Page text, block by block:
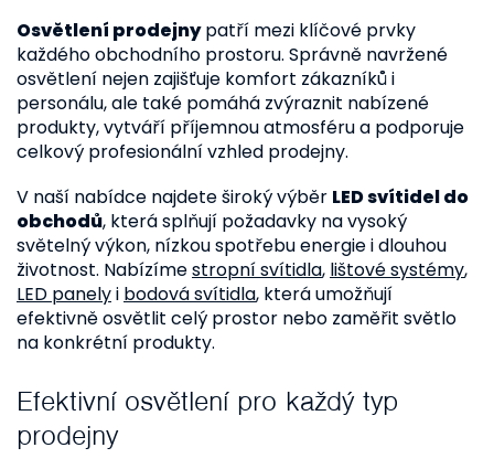
í
p
r
v
k
y
v
ý
p
i
u
Osvětlení prodejnypatří mezi klíčové prvky
každého obchodního prostoru. Správně navržené
osvětlení nejen zajišťuje komfort zákazníků i
personálu, ale také pomáhá zvýraznit nabízené
produkty, vytváří příjemnou atmosféru a podporuje
celkový profesionální vzhled prodejny.
V naší nabídce najdete široký výběr LED svítidel do
obchodů, která splňují požadavky na vysoký
světelný výkon, nízkou spotřebu energie i dlouhou
životnost. Nabízímestropní svítidla, lištové systémy,
LED panelyi bodová svítidla, která umožňují
efektivně osvětlit celý prostor nebo zaměřit světlo
na konkrétní produkty.
Efektivní osvětlení pro každý typ
prodejny